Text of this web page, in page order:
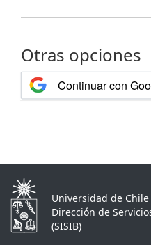
Otras opciones
Continuar con
Universidad de Chile
Dirección de
(SISIB)